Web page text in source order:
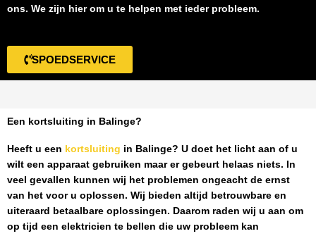
ons. We zijn hier om u te helpen met ieder probleem.
SPOEDSERVICE
Een kortsluiting in Balinge?
Heeft u een kortsluiting in Balinge? U doet het licht aan of u
wilt een apparaat gebruiken maar er gebeurt helaas niets. In
veel gevallen kunnen wij het problemen ongeacht de ernst
van het voor u oplossen. Wij bieden altijd betrouwbare en
uiteraard betaalbare oplossingen. Daarom raden wij u aan om
op tijd een elektricien te bellen die uw probleem kan